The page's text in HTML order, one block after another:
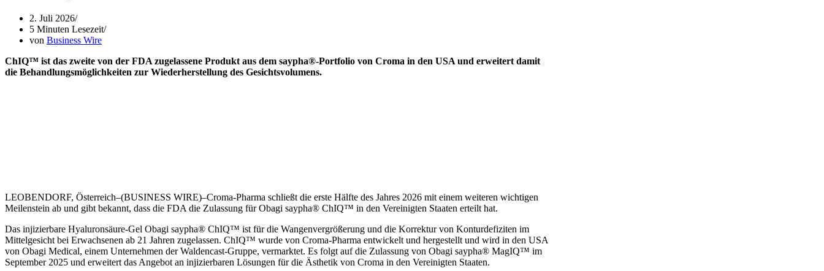
2. Juli 2026
5 Minuten Lesezeit
von Business Wire
ChIQ™ ist das zweite von der FDA zugelassene Produkt aus dem saypha®-Portfolio von Croma in den USA und erweitert damit
die Behandlungsmöglichkeiten zur Wiederherstellung des Gesichtsvolumens.
LEOBENDORF, Österreich–(BUSINESS WIRE)–Croma-Pharma schließt die erste Hälfte des Jahres 2026 mit einem weiteren wichtigen
Meilenstein ab und gibt bekannt, dass die FDA die Zulassung für Obagi saypha® ChIQ™ in den Vereinigten Staaten erteilt hat.
Das injizierbare Hyaluronsäure-Gel Obagi saypha® ChIQ™ ist für die Wangenvergrößerung und die Korrektur von Konturdefiziten im
Mittelgesicht bei Erwachsenen ab 21 Jahren zugelassen. ChIQ™ wurde von Croma-Pharma entwickelt und hergestellt und wird in den USA
von Obagi Medical, einem Unternehmen der Waldencast-Gruppe, vermarktet. Es folgt auf die Zulassung von Obagi saypha® MagIQ™ im
September 2025 und erweitert das Angebot an injizierbaren Lösungen für die Ästhetik von Croma in den Vereinigten Staaten.